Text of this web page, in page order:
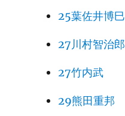
25葉佐井博巳
27川村智治郎
27竹内武
29熊田重邦